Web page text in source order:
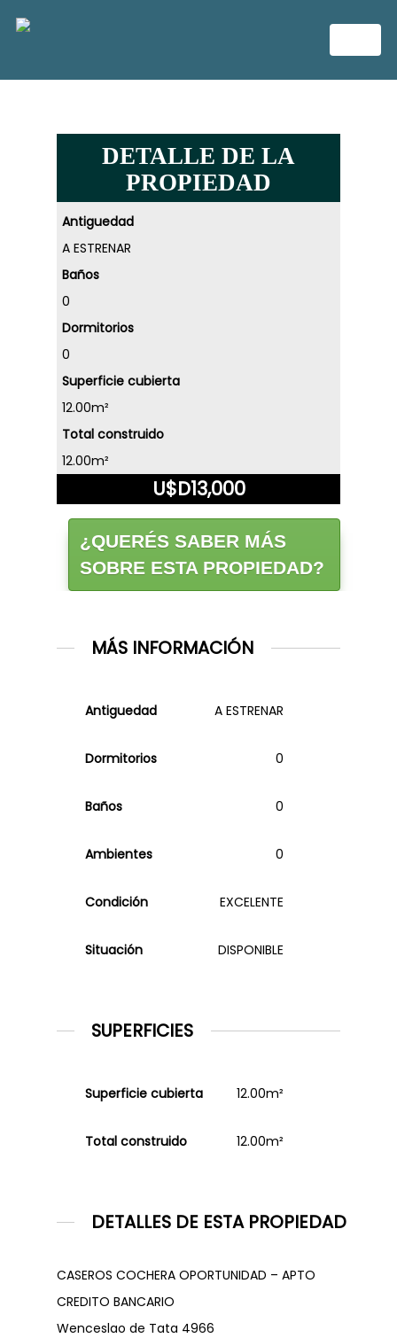
DETALLE DE LA
PROPIEDAD
Antiguedad
A ESTRENAR
Baños
0
Dormitorios
0
Superficie cubierta
12.00m²
Total construido
12.00m²
U$D13,000
¿QUERÉS SABER MÁS
SOBRE ESTA PROPIEDAD?
MÁS INFORMACIÓN
Antiguedad A ESTRENAR
Dormitorios 0
Baños 0
Ambientes 0
Condición EXCELENTE
Situación DISPONIBLE
SUPERFICIES
Superficie cubierta 12.00m²
Total construido 12.00m²
DETALLES DE ESTA PROPIEDAD
CASEROS COCHERA OPORTUNIDAD – APTO
CREDITO BANCARIO
Wenceslao de Tata 4966
FINALIZADOS
ALQUILERES